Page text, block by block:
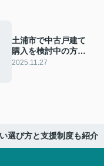
土浦市で中古戸建て
購入を検討中の方必
見！相続物件の注意
2025.11.27
選び方と支援制度も紹介